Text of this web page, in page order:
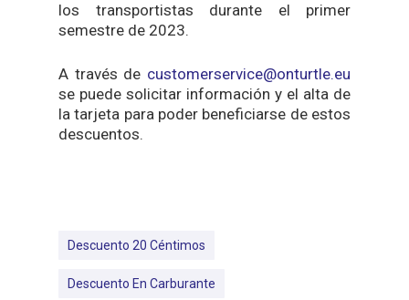
los transportistas durante el primer
semestre de 2023.
A través de customerservice@onturtle.eu
se puede solicitar información y el alta de
la tarjeta para poder beneficiarse de estos
descuentos.
Descuento 20 Céntimos
Descuento En Carburante